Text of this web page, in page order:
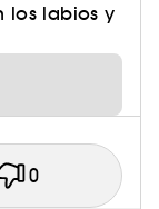
los labios y
0